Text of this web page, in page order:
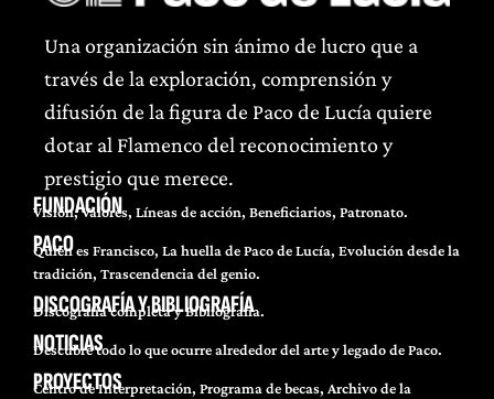
Una organización sin ánimo de lucro que a
través de la exploración, comprensión y
difusión de la figura de Paco de Lucía quiere
dotar al Flamenco del reconocimiento y
prestigio que merece.
FUNDACIÓN
Visión, Valores, Líneas de acción, Beneficiarios, Patronato.
PACO
Quién es Francisco, La huella de Paco de Lucía, Evolución desde la
tradición, Trascendencia del genio.
DISCOGRAFÍA Y BIBLIOGRAFÍA
Discografía completa y Bibliografía.
NOTICIAS
Descubre todo lo que ocurre alrededor del arte y legado de Paco.
PROYECTOS
Centro de Interpretación, Programa de becas, Archivo de la